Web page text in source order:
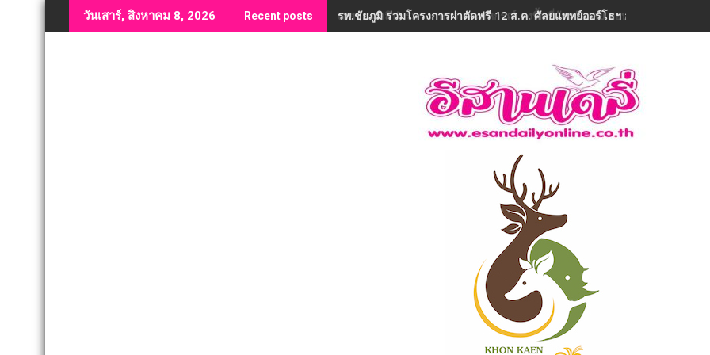
to
วันเสาร์, สิงหาคม 8, 2026 Recent posts รพ.ชัยภูมิ ร่วมโครงการผ่าตัดฟรี 12 ส.ค. ศัลยแพทย์ออร์โธฯ อาสา ถวายเป็นพร